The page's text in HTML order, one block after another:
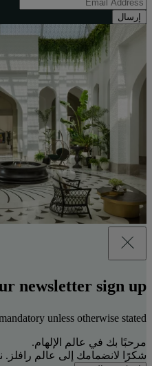
إرسال
newsletter sign up
unless otherwise stated.
مرحبًا بك في عالم الإلهام.
شكرًا لانضمامك إلى عالم رافلز.